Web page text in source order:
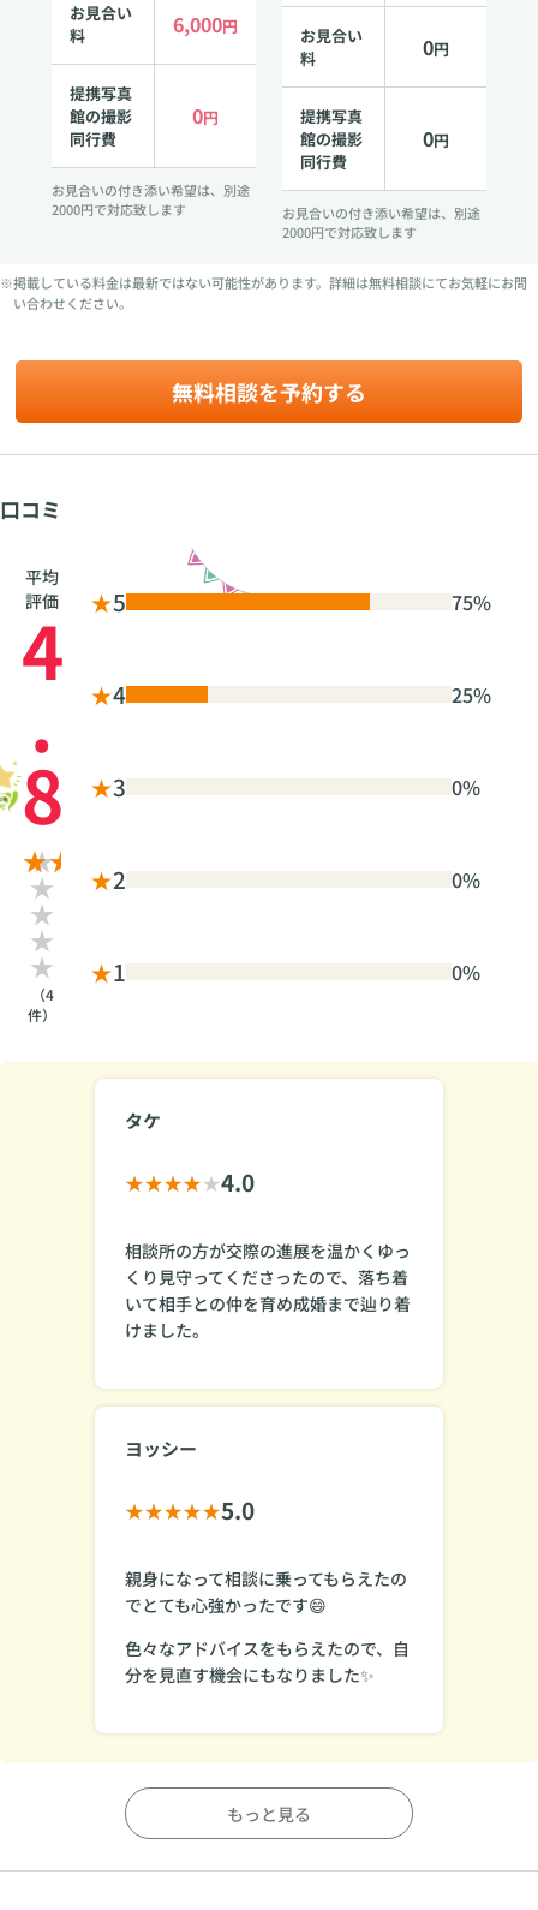
お見合い
料
6,000円
提携写真
館の撮影
同行費
0円
お見合いの付き添い希望は、別途
2000円で対応致します
お見合い
料
0円
提携写真
館の撮影
同行費
0円
お見合いの付き添い希望は、別途
2000円で対応致します
※掲載している料金は最新ではない可能性があります。詳細は無料相談にてお気軽にお問
い合わせください。
無料相談を予約する
口コミ
平均
評価
4
.
8
（4
件）
★5 75%
★4 25%
★3 0%
★2 0%
★1 0%
タケ
4.0
相談所の方が交際の進展を温かくゆっ
くり見守ってくださったので、落ち着
いて相手との仲を育め成婚まで辿り着
けました。
ヨッシー
5.0
親身になって相談に乗ってもらえたの
でとても心強かったです😄
色々なアドバイスをもらえたので、自
分を見直す機会にもなりました✨
もっと見る